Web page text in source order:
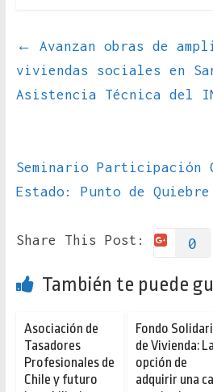
←
Avanzan obras de
viviendas sociales en
Asistencia Técnica del
Seminario Participación
Estado: Punto de Quiebre
Share This Post: 0
También te puede
Asociación de
Tasadores
Profesionales de
Chile y futuro
Fondo
de Vivienda: La
opción de
adquirir una